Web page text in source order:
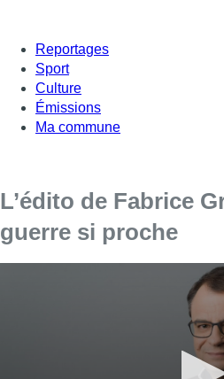
Reportages
Sport
Culture
Émissions
Ma commune
L’édito de Fabrice
guerre si proche